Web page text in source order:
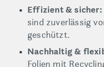
Effizient & sicher:
sind zuverlässig
geschützt.
Nachhaltig &
Folien mit